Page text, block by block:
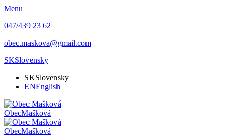
Menu
047/439 23 62
obec.maskova@gmail.com
SKSlovensky
SKSlovensky
ENEnglish
ObecMašková
ObecMašková